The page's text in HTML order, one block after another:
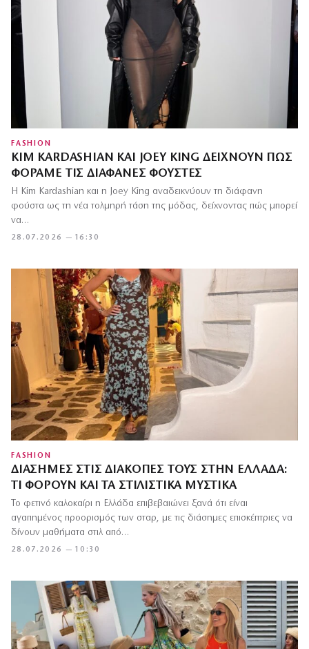
FASHION
KIM KARDASHIAN ΚΑΙ JOEY KING ΔΕΊΧΝΟΥΝ ΠΏΣ
ΦΟΡΆΜΕ ΤΙΣ ΔΙΆΦΑΝΕΣ ΦΟΎΣΤΕΣ
28.07.2026 — 16:30
Η Kim Kardashian και η Joey King αναδεικνύουν τη διάφανη
φούστα ως τη νέα τολμηρή τάση της μόδας, δείχνοντας πώς μπορεί
να…
FASHION
ΔΙΆΣΗΜΕΣ ΣΤΙΣ ΔΙΑΚΟΠΈΣ ΤΟΥΣ ΣΤΗΝ ΕΛΛΆΔΑ:
ΤΙ ΦΟΡΟΎΝ ΚΑΙ ΤΑ ΣΤΙΛΙΣΤΙΚΆ ΜΥΣΤΙΚΆ
28.07.2026 — 10:30
Το φετινό καλοκαίρι η Ελλάδα επιβεβαιώνει ξανά ότι είναι
αγαπημένος προορισμός των σταρ, με τις διάσημες επισκέπτριες να
δίνουν μαθήματα στιλ από…